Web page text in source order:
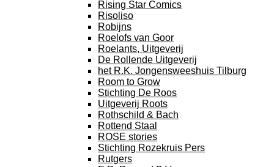
Rising Star Comics
Risoliso
Robijns
Roelofs van Goor
Roelants, Uitgeverij
De Rollende Uitgeverij
het R.K. Jongensweeshuis Tilburg
Room to Grow
Stichting De Roos
Uitgeverij Roots
Rothschild & Bach
Rottend Staal
ROSE stories
Stichting Rozekruis Pers
Rutgers